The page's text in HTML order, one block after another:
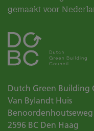
gemaakt voor
Dutch Green Building
Van Bylandt Huis
Benoordenhoutseweg
2596 BC Den Haag